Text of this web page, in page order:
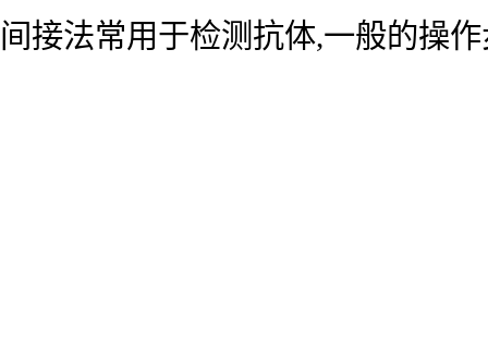
间接法常用于检测抗体,一般的操